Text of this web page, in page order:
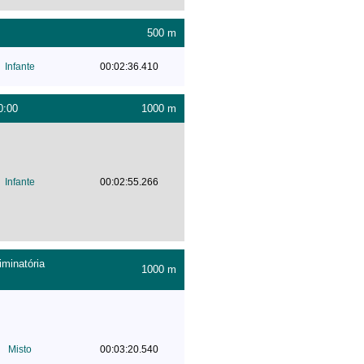
500 m
Infante 00:02:36.410
1000 m
Infante 00:02:55.266
1000 m
Misto 00:03:20.540